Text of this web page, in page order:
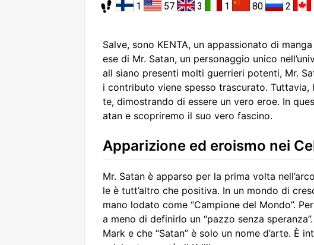
1 57 3 1 80 2
Salve, sono KENTA, un appassionato di
ese di Mr. Satan, un personaggio unico
all siano presenti molti guerrieri potenti, Mr.
i contributo viene spesso trascurato.
te, dimostrando di essere un vero eroe. In
atan e scopriremo il suo vero fascino.
Apparizione ed eroismo nei
Mr. Satan è apparso per la prima volta
le è tutt’altro che positiva. In un mondo di
mano lodato come “Campione del Mondo”.
a meno di definirlo un “pazzo senza
Mark e che “Satan” è solo un nome d’arte. È